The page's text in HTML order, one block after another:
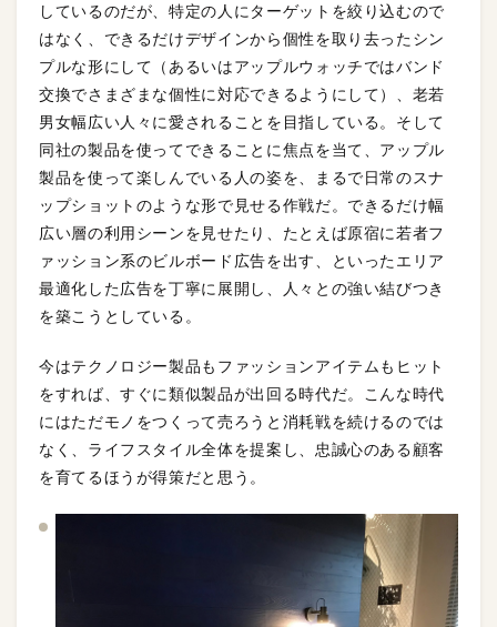
しているのだが、特定の人にターゲットを絞り込むので
はなく、できるだけデザインから個性を取り去ったシン
プルな形にして（あるいはアップルウォッチではバンド
交換でさまざまな個性に対応できるようにして）、老若
男女幅広い人々に愛されることを目指している。そして
同社の製品を使ってできることに焦点を当て、アップル
製品を使って楽しんでいる人の姿を、まるで日常のスナ
ップショットのような形で見せる作戦だ。できるだけ幅
広い層の利用シーンを見せたり、たとえば原宿に若者フ
ァッション系のビルボード広告を出す、といったエリア
最適化した広告を丁寧に展開し、人々との強い結びつき
を築こうとしている。
今はテクノロジー製品もファッションアイテムもヒット
をすれば、すぐに類似製品が出回る時代だ。こんな時代
にはただモノをつくって売ろうと消耗戦を続けるのでは
なく、ライフスタイル全体を提案し、忠誠心のある顧客
を育てるほうが得策だと思う。